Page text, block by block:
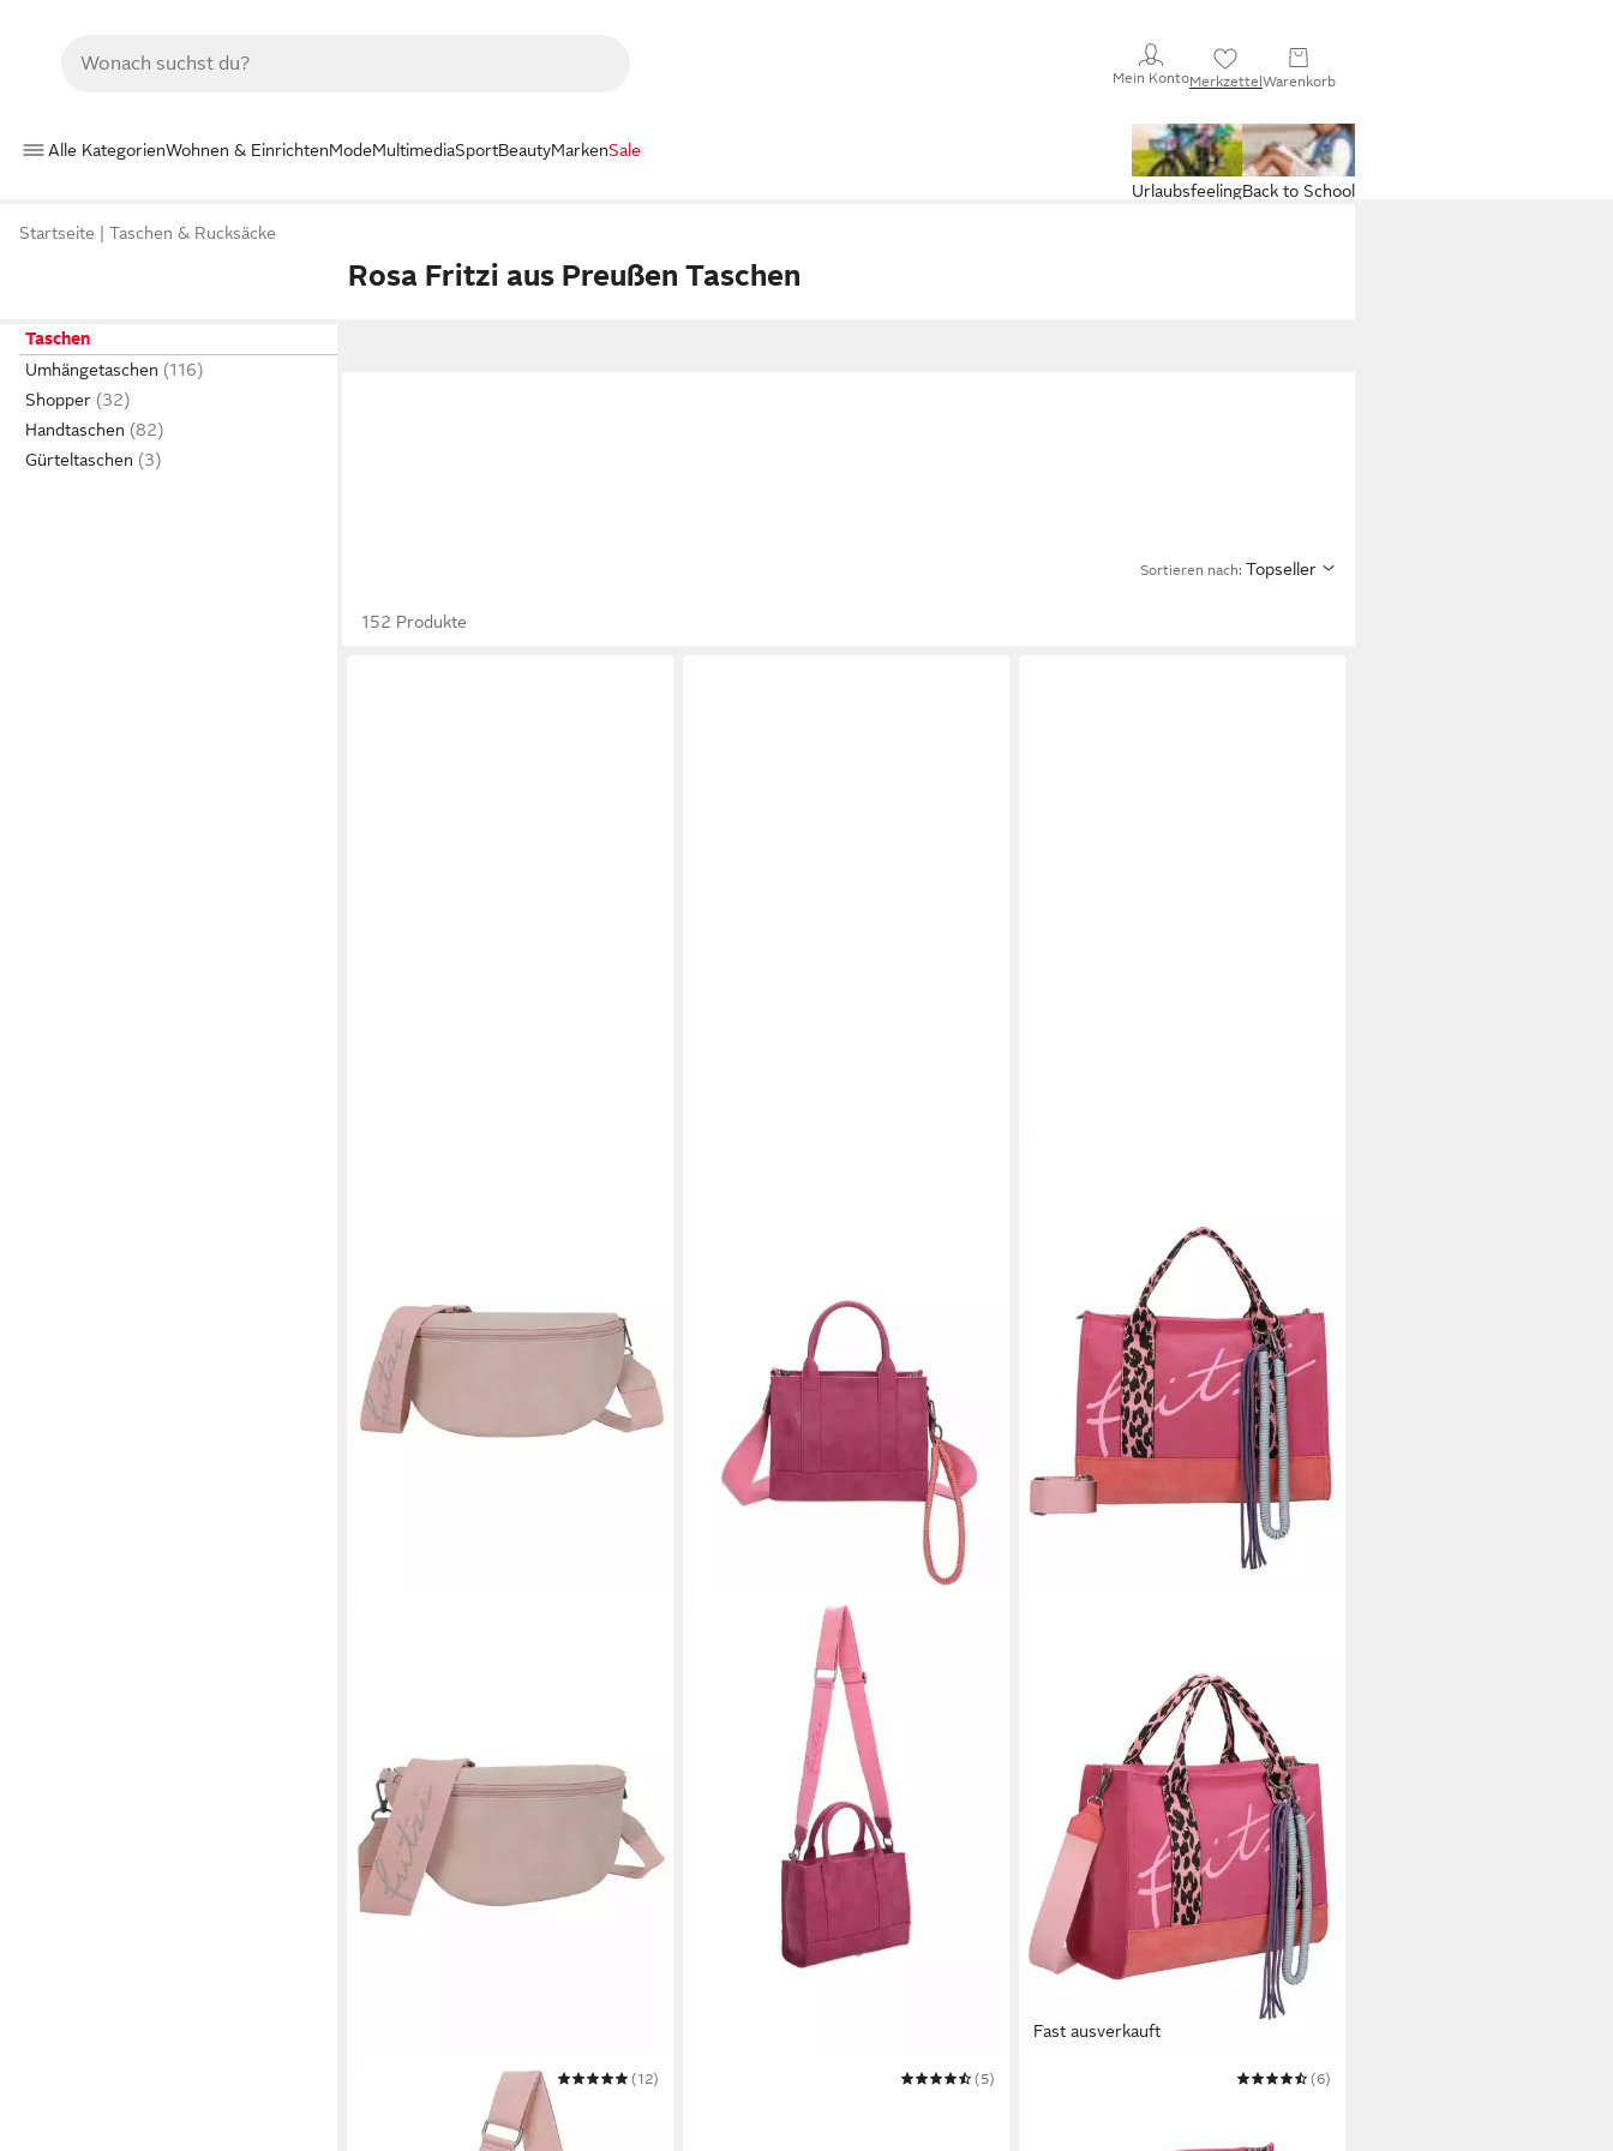
Mein KontoMerkzettelWarenkorb
Alle KategorienWohnen & EinrichtenModeMultimediaSportBeautyMarkenSale
Back to School
Urlaubsfeeling
Startseite Taschen & Rucksäcke
Rosa Fritzi aus Preußen Taschen
Taschen
Umhängetaschen
Shopper
Handtaschen
Gürteltaschen
Sortieren nach: Topseller
152 Produkte
FRITZI AUS PREUSSEN
Umhängetasche Fritzi Bum
(12) (5)
Fast ausverkauft
(6)